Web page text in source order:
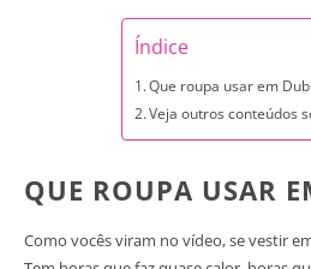
Índice
Que roupa usar em
Veja outros conteúdos
QUE ROUPA USAR
Como vocês viram no vídeo, se vestir